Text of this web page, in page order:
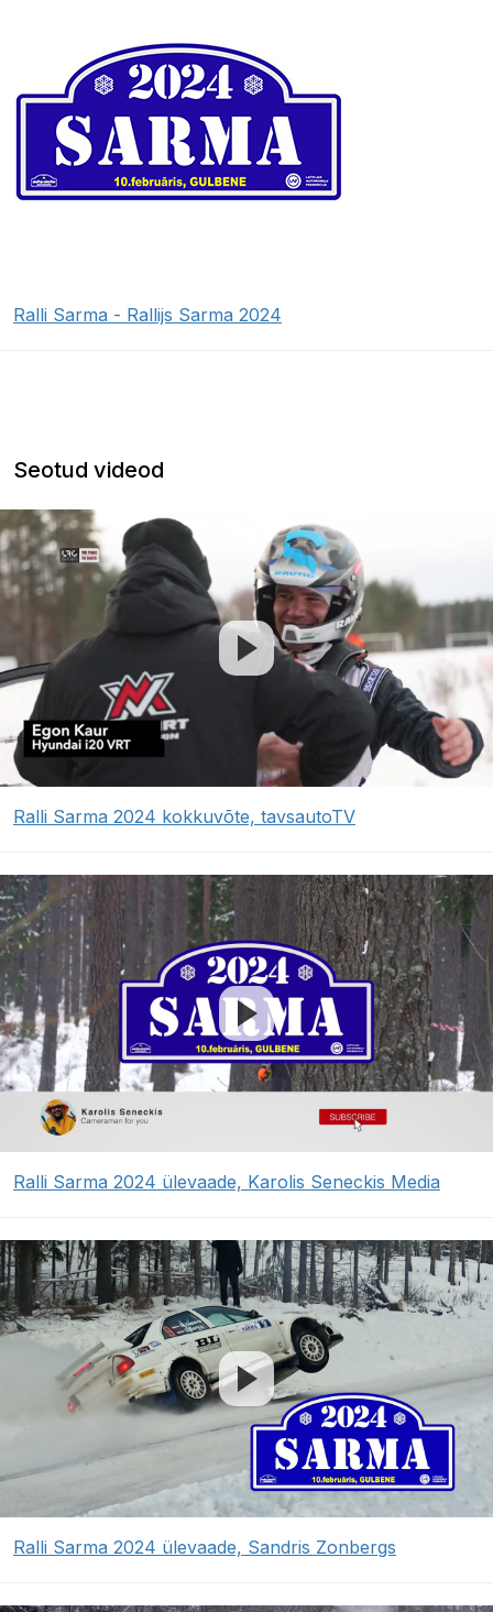
Ralli Sarma - Rallijs Sarma 2024
Seotud videod
Ralli Sarma 2024 kokkuvõte, tavsautoTV
Ralli Sarma 2024 ülevaade, Karolis Seneckis Media
Ralli Sarma 2024 ülevaade, Sandris Zonbergs